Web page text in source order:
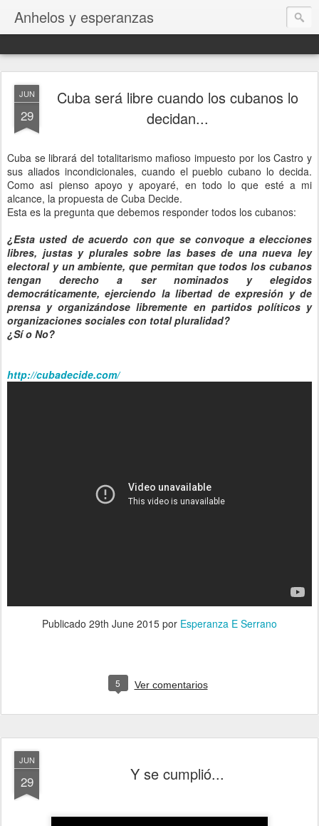
Anhelos y esperanzas
JUN
29
Cuba será libre cuando los cubanos lo
decidan...
Cuba se librará del totalitarismo mafioso impuesto por los Castro y
sus aliados incondicionales, cuando el pueblo cubano lo decida.
Como asi pienso apoyo y apoyaré, en todo lo que esté a mi
alcance, la propuesta de Cuba Decide.
Esta es la pregunta que debemos responder todos los cubanos:
¿Esta usted de acuerdo con que se convoque a elecciones
libres, justas y plurales sobre las bases de una nueva ley
electoral y un ambiente, que permitan que todos los cubanos
tengan derecho a ser nominados y elegidos
democráticamente, ejerciendo la libertad de expresión y de
prensa y organizándose libremente en partidos políticos y
organizaciones sociales con total pluralidad?
¿Sí o No?
http://cubadecide.com/
Publicado 29th June 2015 por Esperanza E Serrano
5 Ver comentarios
JUN
29 Y se cumplió...